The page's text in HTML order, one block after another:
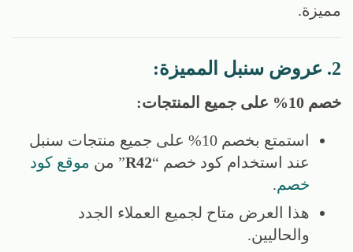
مميزة.
2. عروض سنبل المميزة:
خصم 10% على جميع المنتجات:
استمتع بخصم 10% على جميع منتجات سنبل
عند استخدام كود خصم “R42” من موقع كود
خصم.
هذا العرض متاح لجميع العملاء الجدد
والحاليين.